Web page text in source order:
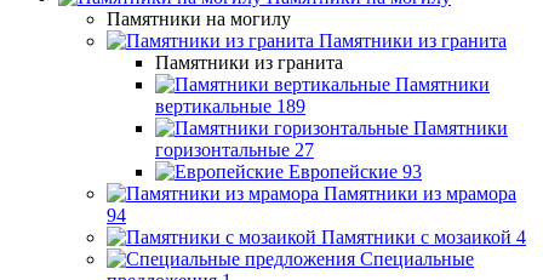
Памятники на могилу
Памятники из гранита
Памятники из гранита
Памятники
вертикальные 189
Памятники
горизонтальные 27
Европейские 93
Памятники из мрамора
94
Памятники с мозаикой 4
Специальные